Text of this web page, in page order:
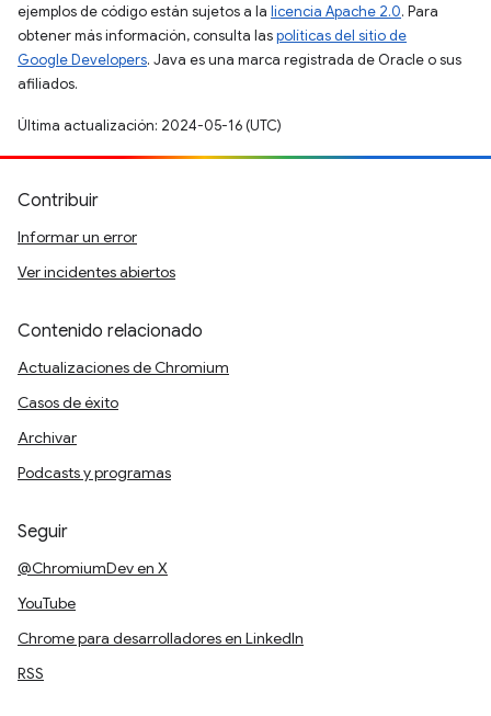
ejemplos de código están sujetos a la licencia Apache 2.0. Para
obtener más información, consulta laspolíticas del sitio de
Google Developers. Java es una marca registrada de Oracle o sus
afiliados.
Última actualización: 2024-05-16 (UTC)
Contribuir
Informar un error
Ver incidentes abiertos
Contenido relacionado
Actualizaciones de Chromium
Casos de éxito
Archivar
Podcasts y programas
Seguir
@ChromiumDev en X
YouTube
Chrome para desarrolladores en LinkedIn
RSS